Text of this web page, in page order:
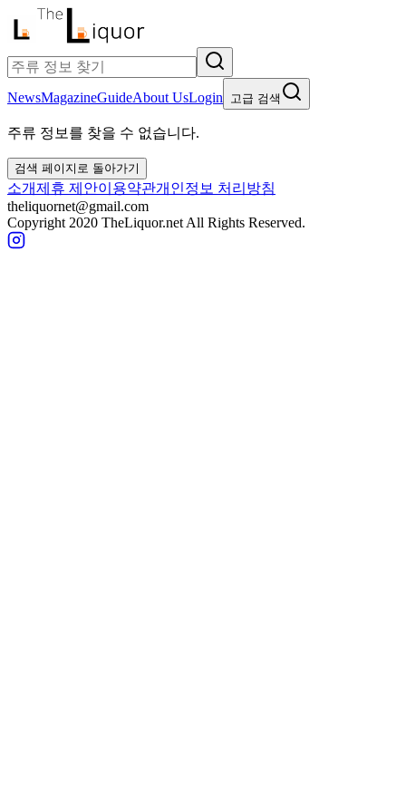
NewsMagazineGuideAbout UsLogin 고급 검색
주류 정보를 찾을 수 없습니다.
검색 페이지로 돌아가기
소개제휴 제안이용약관개인정보 처리방침
theliquornet@gmail.com
Copyright 2020 TheLiquor.net All Rights Reserved.